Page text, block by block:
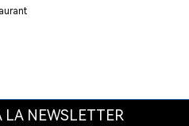
LA NEWSLETTER